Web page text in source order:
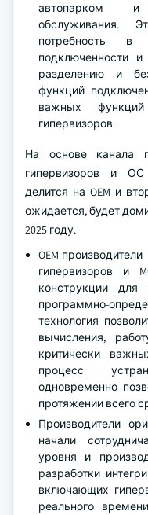
автопарком и
обслуживания.
потребность
подключенности
разделению и
функций
важных
гипервизоров.
На основе канала
гипервизоров и
делится на OEM и
ожидается, будет
2025 году.
OEM-
гипервизоров и
конструкции для
программно-
технология
вычисления,
критически
процесс
одновременно
протяжении всего
Производители
начали
уровня и
разработки
включающих
реального